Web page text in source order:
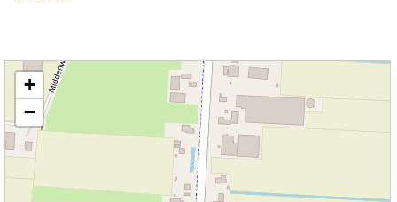
Kaart nieuws Heerhugowaard. Locatie nieuws: 52.69071 / 4.85039 Middenweg
+
−